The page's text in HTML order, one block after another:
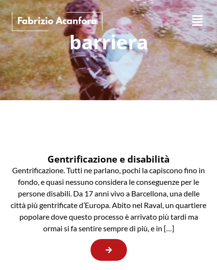
barriera
Gentrificazione e disabilità
Gentrificazione. Tutti ne parlano, pochi la capiscono fino in
fondo, e quasi nessuno considera le conseguenze per le
persone disabili. Da 17 anni vivo a Barcellona, una delle
città più gentrificate d’Europa. Abito nel Raval, un quartiere
popolare dove questo processo è arrivato più tardi ma
ormai si fa sentire sempre di più, e in […]